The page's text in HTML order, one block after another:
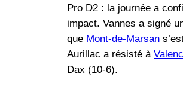
Pro D2 : la journée a
impact. Vannes a signé
que Mont-de-Marsan
Aurillac a résisté à
Dax (10-6).